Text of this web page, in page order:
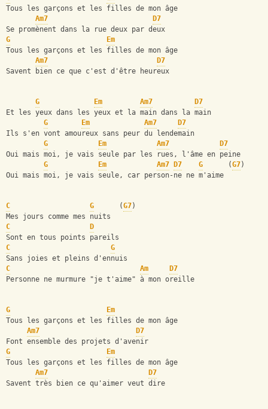
Tous les garçons et les filles de mon âge
Am7
D7
Se promènent dans la rue deux par deux
G
Em
Tous les garçons et les filles de mon âge
Am7
D7
Savent bien ce que c'est d'être heureux
G Em Am7
D7
Et les yeux dans les yeux et la main dans la main
G
Em Am7
D7
Ils s'en vont amoureux sans peur du lendemain
G
Em Am7
D7
Oui mais moi, je vais seule par les rues, l'âme en peine
G
Em Am7 D7 G
      (
G7)
Oui mais moi, je vais seule, car person-ne ne m'aime
C G
      (
G7)
Mes jours comme mes nuits
C
D
Sont en tous points pareils
C
G
Sans joies et pleins d'ennuis
C
Am
D7
Personne ne murmure "je t'aime" à mon oreille
G
Em
Tous les garçons et les filles de mon âge
Am7
D7
Font ensemble des projets d'avenir
G
Em
Tous les garçons et les filles de mon âge
Am7
D7
Savent très bien ce qu'aimer veut dire